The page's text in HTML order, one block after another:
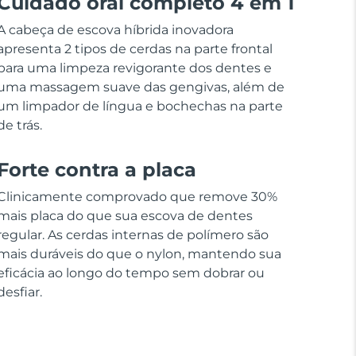
cabeça de escova híbrida inovadora
2 tipos de cerdas na parte frontal
uma limpeza revigorante dos dentes e
massagem suave das gengivas, além de
limpador de língua e bochechas na parte
trás.
contra a placa
comprovado que remove 30%
placa do que sua escova de dentes
As cerdas internas de polímero são
duráveis do que o nylon, mantendo sua
ao longo do tempo sem dobrar ou